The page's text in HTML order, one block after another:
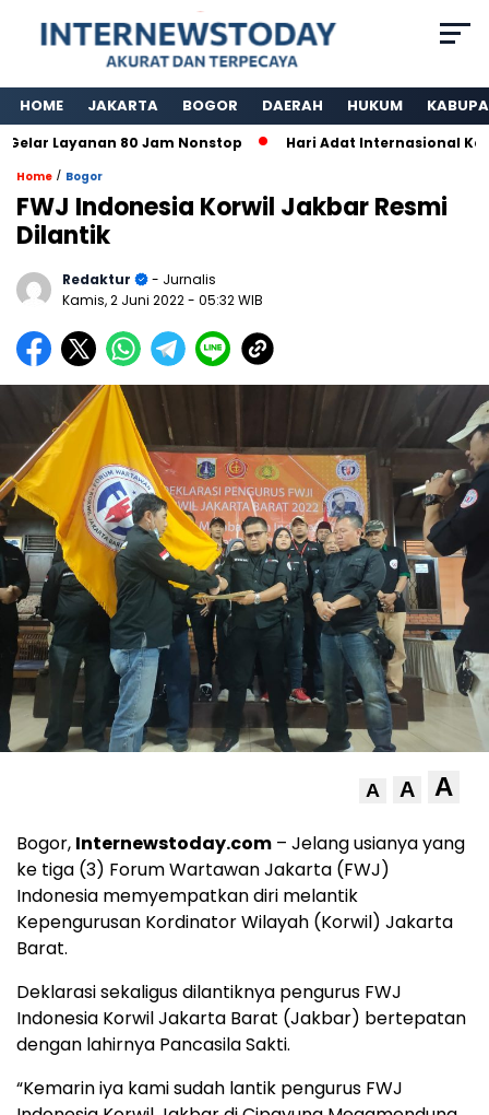
HOME JAKARTA BOGOR DAERAH HUKUM
Layanan 80 Jam Nonstop Hari Adat Internasional Ke 39
Home / Bogor
FWJ Indonesia Korwil Jakbar Resmi
Dilantik
Redaktur
- Jurnalis
Kamis, 2 Juni 2022- 05:32 WIB
A A A
Bogor, Internewstoday.com – Jelang usianya yang
ke tiga (3) Forum Wartawan Jakarta (FWJ)
Indonesia memyempatkan diri melantik
Kepengurusan Kordinator Wilayah (Korwil) Jakarta
Barat.
Deklarasi sekaligus dilantiknya pengurus FWJ
Indonesia Korwil Jakarta Barat (Jakbar) bertepatan
dengan lahirnya Pancasila Sakti.
“Kemarin iya kami sudah lantik pengurus FWJ